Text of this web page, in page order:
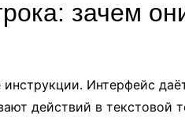
зачем
Интерфейс
действий в текстовой